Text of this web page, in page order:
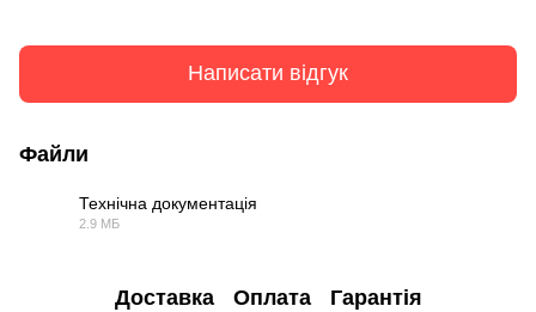
Написати відгук
Файли
Технічна документація
2.9 МБ
Доставка Оплата Гарантія